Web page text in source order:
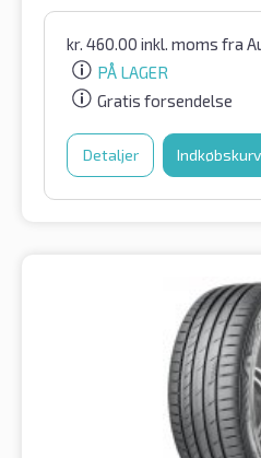
kr. 460.00 inkl. moms fra
PÅ LAGER
Gratis forsendelse
Detaljer Indkøbskurv